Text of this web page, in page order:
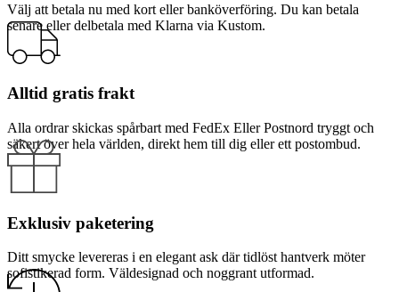
Välj att betala nu med kort eller banköverföring. Du kan betala
senare eller delbetala med Klarna via Kustom.
Alltid gratis frakt
Alla ordrar skickas spårbart med FedEx Eller Postnord tryggt och
säkert över hela världen, direkt hem till dig eller ett postombud.
Exklusiv paketering
Ditt smycke levereras i en elegant ask där tidlöst hantverk möter
sofistikerad form. Väldesignad och noggrant utformad.